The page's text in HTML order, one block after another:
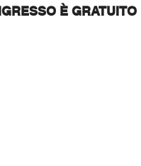
È GRATUITO